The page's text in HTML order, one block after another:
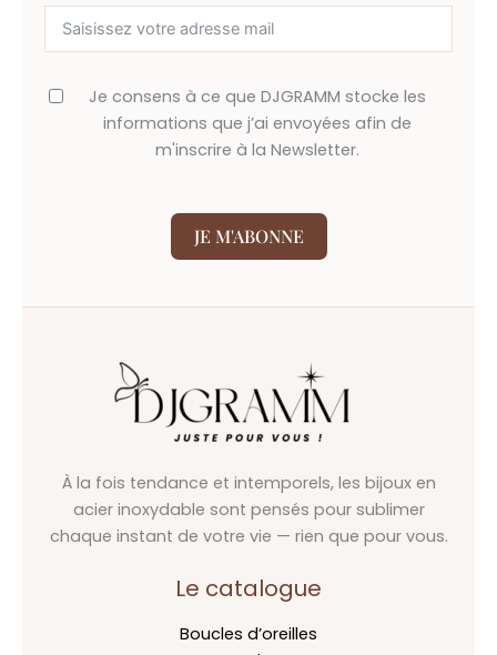
Je consens à ce que DJGRAMM stocke les
informations que j’ai envoyées afin de
m'inscrire à la Newsletter.
JE M'ABONNE
À la fois tendance et intemporels, les bijoux en
acier inoxydable sont pensés pour sublimer
chaque instant de votre vie — rien que pour vous.
Le catalogue
Boucles d’oreilles